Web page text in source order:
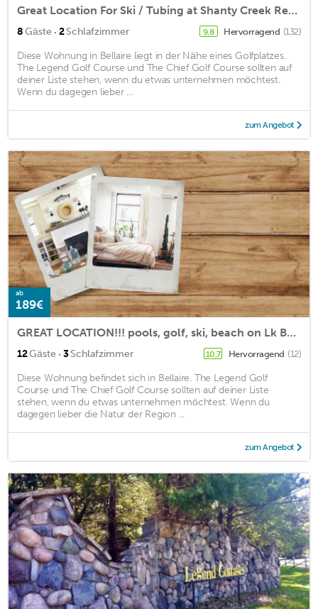
Great Location For Ski / Tubing at Shanty Creek Resorts!!
8Gäste · 2Schlafzimmer 9,8 Hervorragend (132)
Diese Wohnung in Bellaire liegt in der Nähe eines Golfplatzes.
The Legend Golf Course und The Chief Golf Course sollten auf
deiner Liste stehen, wenn du etwas unternehmen möchtest.
Wenn du dagegen lieber ...
zum Angebot
ab
189€
GREAT LOCATION!!! pools, golf, ski, beach on Lk Bellaire
12Gäste · 3Schlafzimmer 10,7 Hervorragend (12)
Diese Wohnung befindet sich in Bellaire. The Legend Golf
Course und The Chief Golf Course sollten auf deiner Liste
stehen, wenn du etwas unternehmen möchtest. Wenn du
dagegen lieber die Natur der Region ...
zum Angebot